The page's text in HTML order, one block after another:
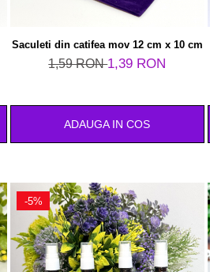
Saculeti din catifea mov 12 cm x 10 cm
1,59 RON1,39 RON
ADAUGA IN COS
-5%